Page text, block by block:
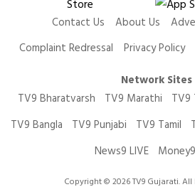
Contact Us About Us
Complaint Redressal
Privacy Policy
Network Sites
TV9 Bharatvarsh
TV9 Marathi TV9
TV9 Bangla
TV9 Punjabi TV9 Tamil
News9 LIVE
Copyright © 2026 TV9 Gujarati. All